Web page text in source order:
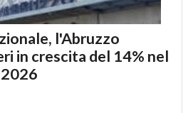
l'Abruzzo
in crescita del 14% nel